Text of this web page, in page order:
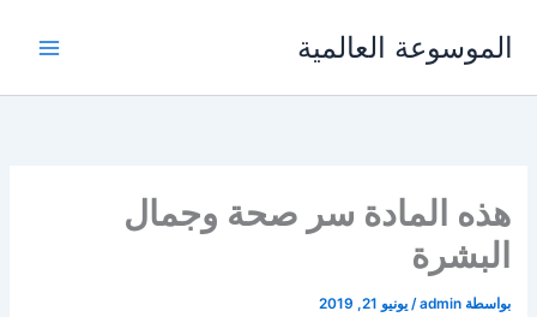
الموسوعة العالمية
هذه المادة سر صحة وجمال
البشرة
بواسطة admin
/يونيو 21, 2019